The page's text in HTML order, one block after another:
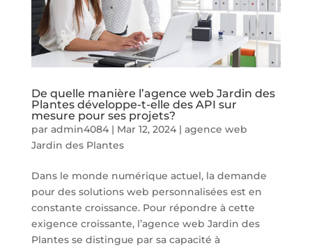
De quelle manière l’agence web Jardin des
Plantes développe-t-elle des API sur
mesure pour ses projets?
par admin4084| Mar 12, 2024| agence web
Jardin des Plantes
Dans le monde numérique actuel, la demande
pour des solutions web personnalisées est en
constante croissance. Pour répondre à cette
exigence croissante, l’agence web Jardin des
Plantes se distingue par sa capacité à